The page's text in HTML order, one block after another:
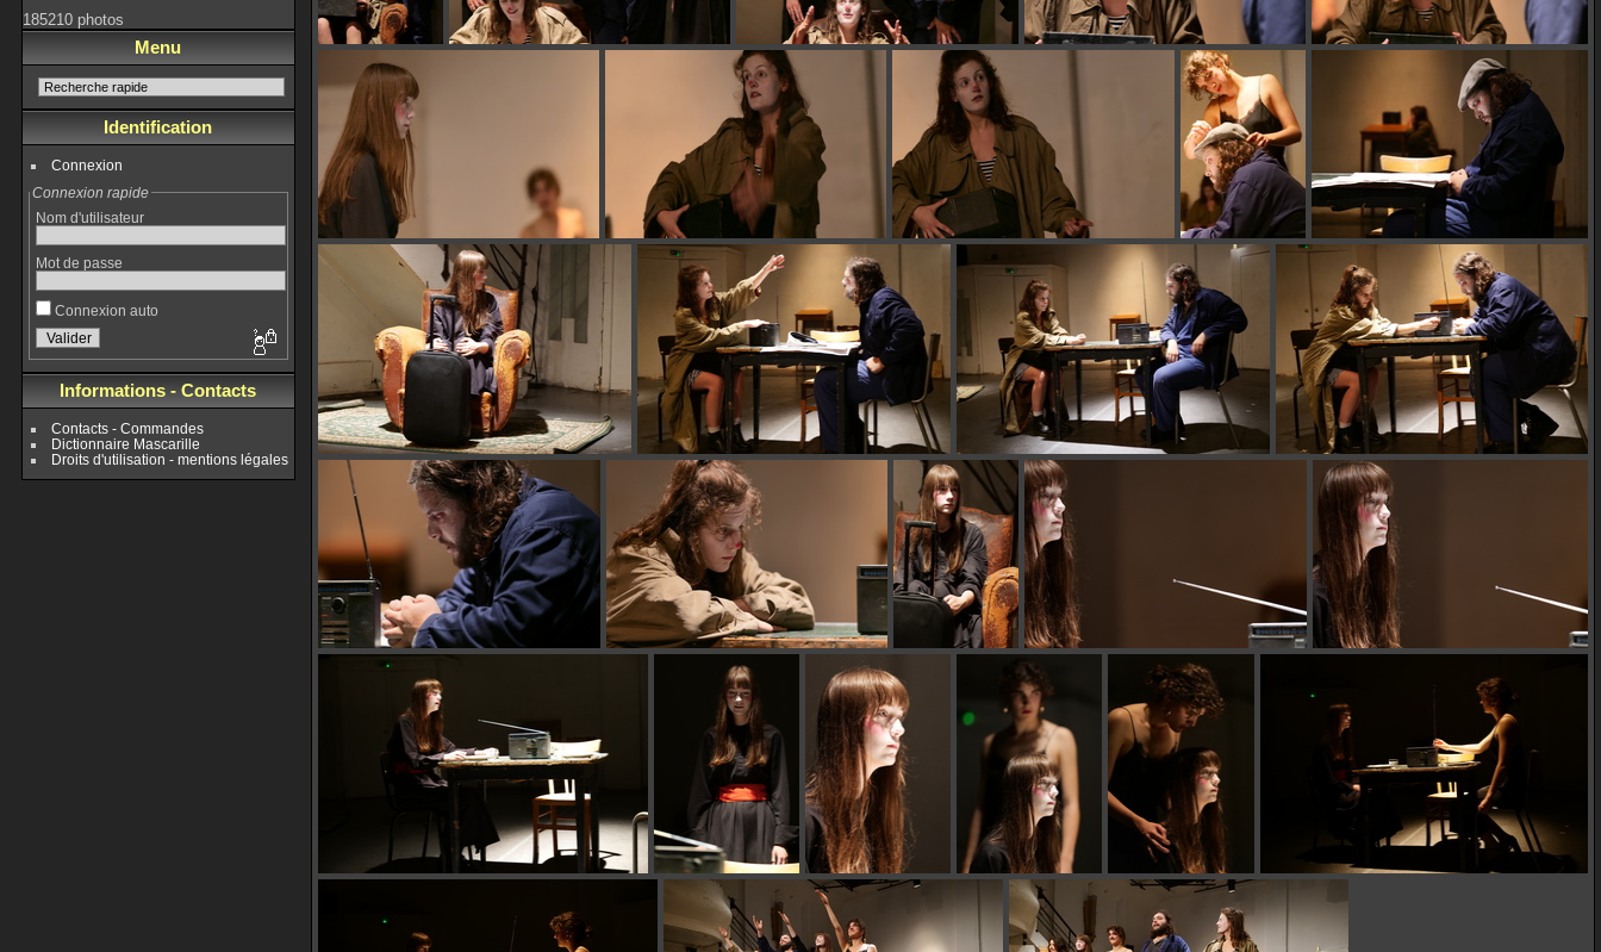
185210 photos
Menu
Identification
Connexion
Connexion rapide
Nom d'utilisateur
Mot de passe
Connexion auto
Informations - Contacts
Contacts - Commandes
Dictionnaire Mascarille
Droits d'utilisation - mentions légales